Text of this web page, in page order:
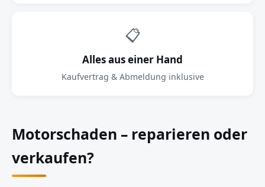
📋
Alles aus einer Hand
Kaufvertrag & Abmeldung inklusive
Motorschaden – reparieren oder
verkaufen?